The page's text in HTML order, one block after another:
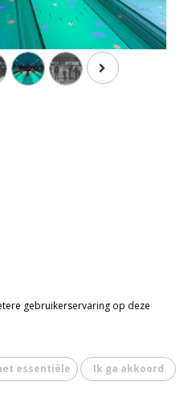
software
gebruikerservaring op deze
essentiële Ik ga akkoord